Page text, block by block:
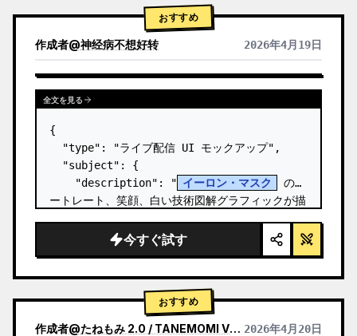
おすすめ
作成者@神经病不想好转 2026年4月19日
全文を見る
{
  "type": "ライブ配信 UI モックアップ",
  "subject": {
    "description": "
イーロン・マスク
のポ
ートレート、笑顔、白い技術図解グラフィックが描
    "background": "左側には '
SPACEX ' の
テキストが表示されたスクリー…
今すぐ試す
おすすめ
作成者@たねもみ 2.0 / TANEMOMI VER2.0 2026年4月20日